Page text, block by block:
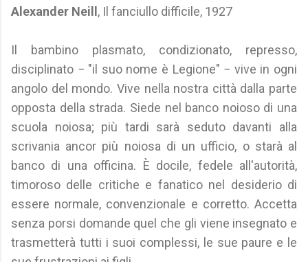
Alexander Neill , Il fanciullo difficile, 1927
Il bambino plasmato, condizionato, represso,
disciplinato − "il suo nome è Legione" − vive in ogni
angolo del mondo. Vive nella nostra città dalla parte
opposta della strada. Siede nel banco noioso di una
scuola noiosa; più tardi sarà seduto davanti alla
scrivania ancor più noiosa di un ufficio, o starà al
banco di una officina. È docile, fedele all'autorità,
timoroso delle critiche e fanatico nel desiderio di
essere normale, convenzionale e corretto. Accetta
senza porsi domande quel che gli viene insegnato e
trasmetterà tutti i suoi complessi, le sue paure e le